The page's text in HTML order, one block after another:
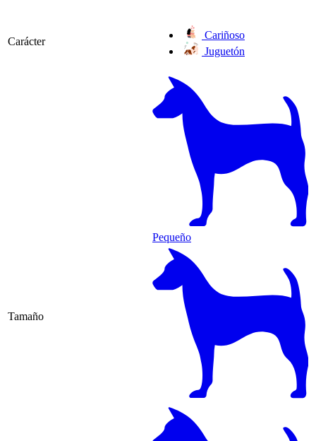
Carácter
Cariñoso
Juguetón
Tamaño
Pequeño